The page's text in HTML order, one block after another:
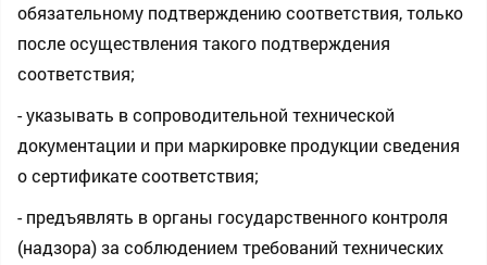
обязательному подтверждению соответствия, только
после осуществления такого подтверждения
соответствия;
- указывать в сопроводительной технической
документации и при маркировке продукции сведения
о сертификате соответствия;
- предъявлять в органы государственного контроля
(надзора) за соблюдением требований технических